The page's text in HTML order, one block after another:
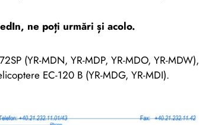
ne poți urmări și acolo.
(YR-MDN, YR-MDP, YR-MDO, YR-MDW),
EC-120 B (YR-MDG, YR-MDI).